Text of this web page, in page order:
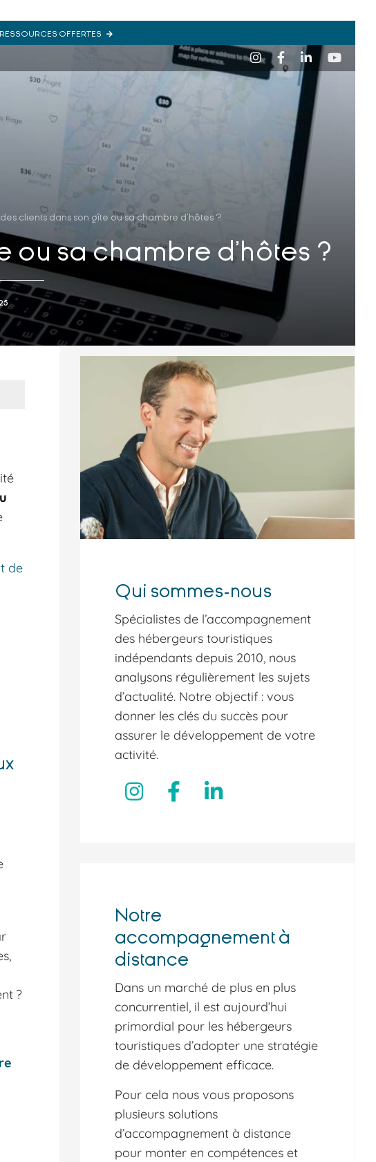
OFFERTES
clients dans son gîte ou sa chambre d’hôtes ?
ou sa chambre d’hôtes ?
de
?
Qui sommes-nous
Spécialistes de l’accompagnement
des hébergeurs touristiques
indépendants depuis 2010, nous
analysons régulièrement les sujets
d’actualité. Notre objectif : vous
donner les clés du succès pour
assurer le développement de votre
activité.
Notre
accompagnement à
distance
Dans un marché de plus en plus
concurrentiel, il est aujourd’hui
primordial pour les hébergeurs
touristiques d’adopter une stratégie
de développement efficace.
Pour cela nous vous proposons
plusieurs solutions
d’accompagnement à distance
pour monter en compétences et